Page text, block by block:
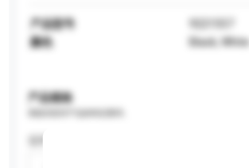
产品型号
颜色
Black, White
产品规格